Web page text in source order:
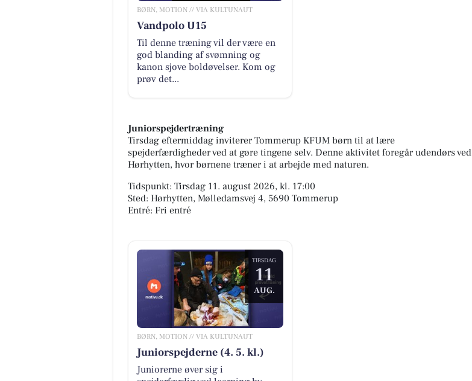
BØRN, MOTION // VIA KULTUNAUT
Vandpolo U15
Til denne træning vil der være en
god blanding af svømning og
kanon sjove boldøvelser. Kom og
prøv det...
Juniorspejdertræning
Tirsdag eftermiddag inviterer Tommerup KFUM børn til at lære
spejderfærdigheder ved at gøre tingene selv. Denne aktivitet foregår udendørs ved
Hørhytten, hvor børnene træner i at arbejde med naturen.
Tidspunkt: Tirsdag 11. august 2026, kl. 17:00
Sted: Hørhytten, Mølledamsvej 4, 5690 Tommerup
Entré: Fri entré
TIRSDAG
11
AUG.
BØRN, MOTION // VIA KULTUNAUT
Juniorspejderne (4. 5. kl.)
Juniorerne øver sig i